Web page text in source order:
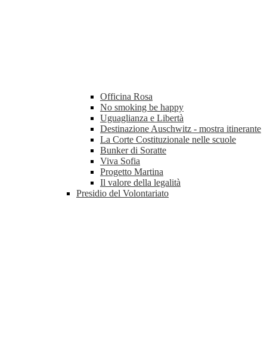
Officina Rosa
No smoking be happy
Uguaglianza e Libertà
Destinazione Auschwitz - mostra itinerante
La Corte Costituzionale nelle scuole
Bunker di Soratte
Viva Sofia
Progetto Martina
Il valore della legalità
Presidio del Volontariato